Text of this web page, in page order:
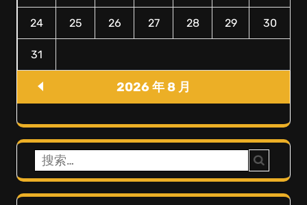
2026 年 8 月
24 25 26 27 28 29 30
31
搜
索：